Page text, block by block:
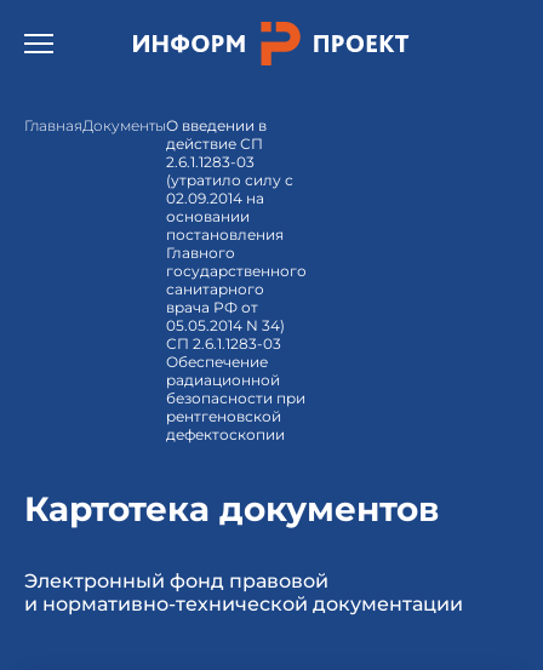
Открыть бургер меню.
ГлавнаяДокументыО введении в
действие СП
2.6.1.1283-03
(утратило силу с
02.09.2014 на
основании
постановления
Главного
государственного
санитарного
врача РФ от
05.05.2014 N 34)
СП 2.6.1.1283-03
Обеспечение
радиационной
безопасности при
рентгеновской
дефектоскопии
Картотека документов
Электронный фонд правовой
и нормативно-технической документации